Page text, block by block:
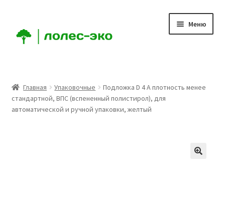
навигации
содержимому
Меню
Компания
Главная Упаковочные
Подложка D 4 А плотность менее
стандартной, ВПС (вспененный полистирол), для
автоматической и ручной упаковки, желтый